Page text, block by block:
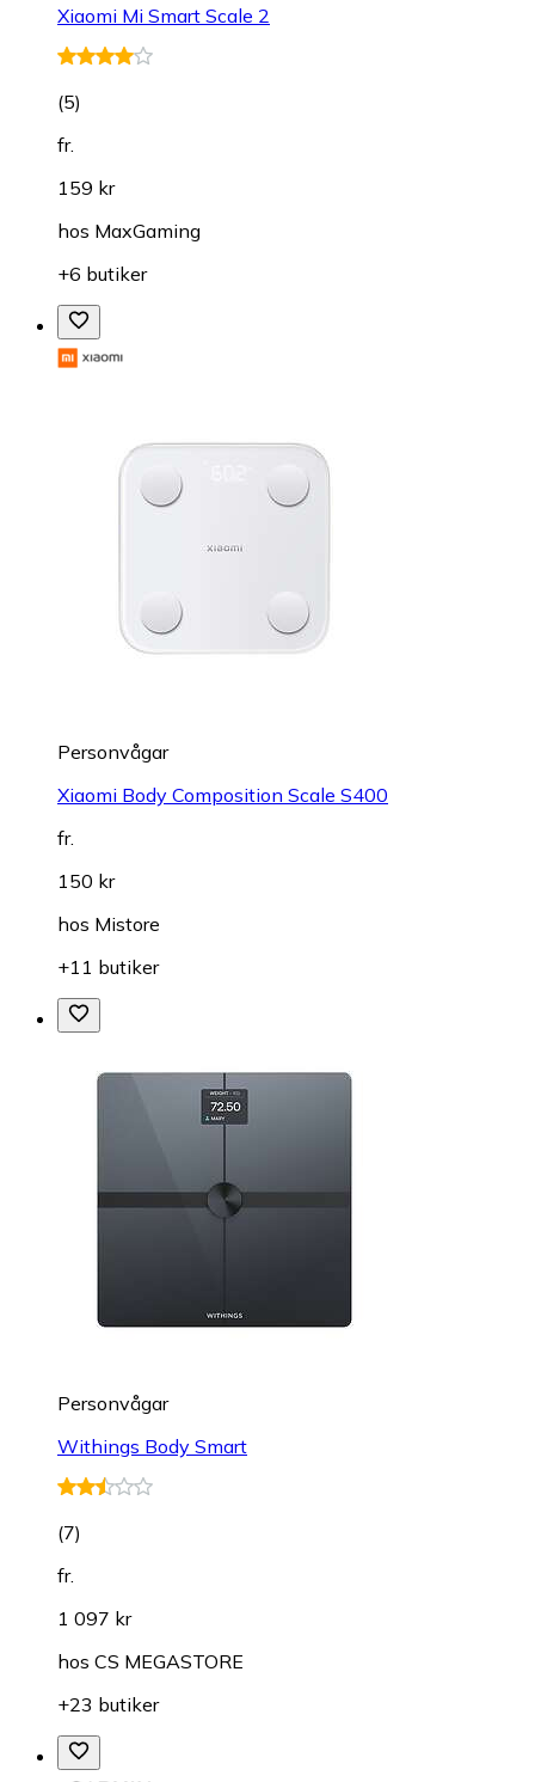
Xiaomi Mi Smart Scale 2
(5)
fr.
159 kr
hos MaxGaming
+6 butiker
Personvågar
Xiaomi Body Composition Scale S400
fr.
150 kr
hos Mistore
+11 butiker
Personvågar
Withings Body Smart
(7)
fr.
1 097 kr
hos CS MEGASTORE
+23 butiker